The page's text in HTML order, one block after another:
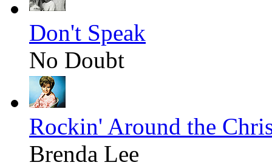
Don't Speak
No Doubt
Rockin' Around the
Brenda Lee